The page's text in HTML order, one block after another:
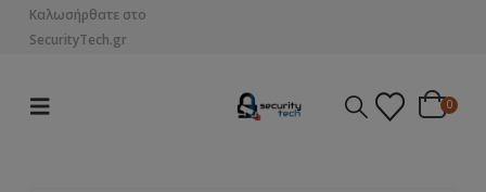
Καλωσήρθατε στο
SecurityTech.gr
0